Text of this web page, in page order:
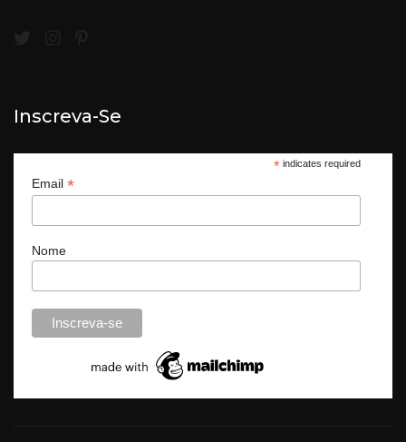
Inscreva-Se
*indicates required
Email *
Nome